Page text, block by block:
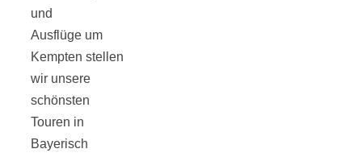
und
Ausflüge um
Kempten stellen
wir unsere
schönsten
Touren in
Bayerisch